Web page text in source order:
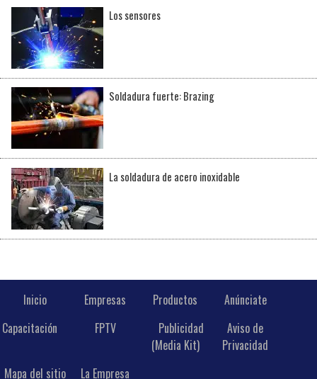
Los sensores
Soldadura fuerte: Brazing
La soldadura de acero inoxidable
Inicio Empresas Productos
Anúnciate
Capacitación
FPTV
Publicidad
(Media Kit)
Aviso de
Privacidad
Mapa del sitio
La Empresa